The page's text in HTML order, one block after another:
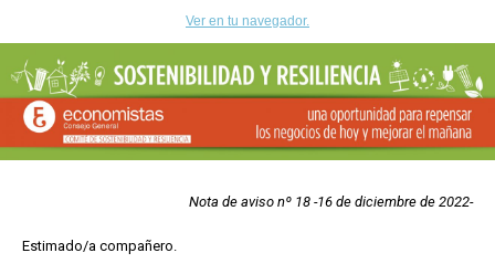
Ver en tu navegador.
Nota de aviso nº 18 -16 de diciembre de 2022-
Estimado/a compañero.